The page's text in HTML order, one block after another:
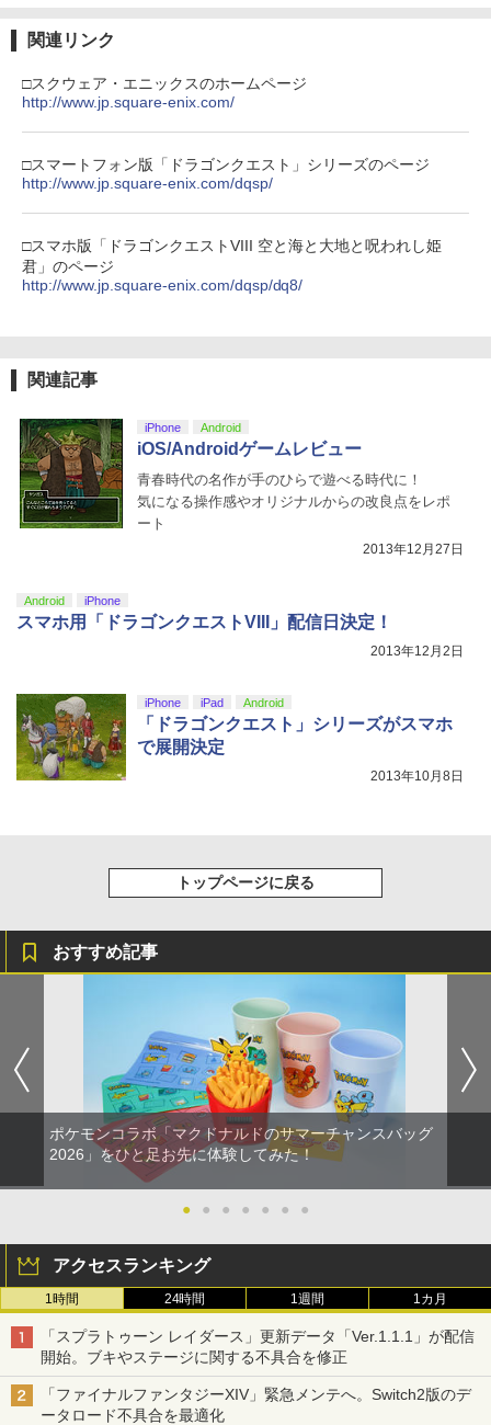
関連リンク
□スクウェア・エニックスのホームページ
http://www.jp.square-enix.com/
□スマートフォン版「ドラゴンクエスト」シリーズのページ
http://www.jp.square-enix.com/dqsp/
□スマホ版「ドラゴンクエストVIII 空と海と大地と呪われし姫
君」のページ
http://www.jp.square-enix.com/dqsp/dq8/
関連記事
iPhone Android
iOS/Androidゲームレビュー
青春時代の名作が手のひらで遊べる時代に！
気になる操作感やオリジナルからの改良点をレポ
ート
2013年12月27日
Android iPhone
スマホ用「ドラゴンクエストVIII」配信日決定！
2013年12月2日
iPhone iPad Android
「ドラゴンクエスト」シリーズがスマホ
で展開決定
2013年10月8日
トップページに戻る
おすすめ記事
ポケモンコラボ「マクドナルドのサマーチャンスバッグ
2026」をひと足お先に体験してみた！
● ● ● ● ● ● ●
アクセスランキング
1時間 24時間 1週間 1カ月
「スプラトゥーン レイダース」更新データ「Ver.1.1.1」が配信
開始。ブキやステージに関する不具合を修正
「ファイナルファンタジーXIV」緊急メンテへ。Switch2版のデ
ータロード不具合を最適化